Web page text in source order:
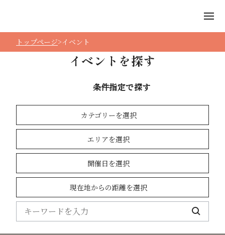
トップページ イベント
イベントを探す
条件指定で探す
カテゴリーを選択
エリアを選択
開催日を選択
現在地からの距離を選択